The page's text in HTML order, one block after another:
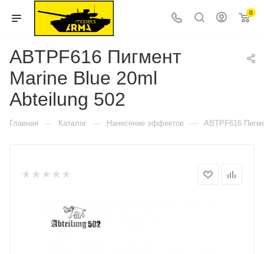
0
ABTPF616 Пигмент
Marine Blue 20ml
Abteilung 502
Главная — Каталог — Нанесение эффектов — ABTPF616